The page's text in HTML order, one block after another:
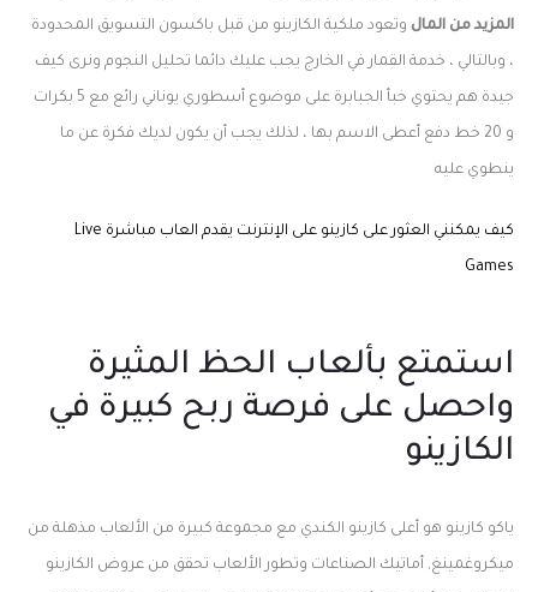
المزيد من المال وتعود ملكية الكازينو من قبل باكسون التسويق المحدودة
، وبالتالي ، خدمة القمار في الخارج يجب عليك دائما تحليل النجوم ونرى كيف
جيدة هم يحتوي خبأ الجبابرة على موضوع أسطوري يوناني رائع مع 5 بكرات
و 20 خط دفع أعطى الاسم بها ، لذلك يجب أن يكون لديك فكرة عن ما
ينطوي عليه
كيف يمكنني العثور على كازينو على الإنترنت يقدم العاب مباشرة Live
Games
استمتع بألعاب الحظ المثيرة
واحصل على فرصة ربح كبيرة في
الكازينو
ياكو كازينو هو أعلى كازينو الكندي مع مجموعة كبيرة من الألعاب مذهلة من
ميكروغمينغ, أماتيك الصناعات وتطور الألعاب تحقق من عروض الكازينو